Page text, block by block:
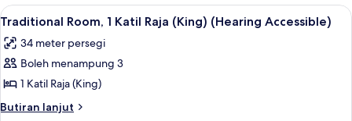
(Mobility
Accessible,
Tub)
Katil
(Queen)
(Mobility
Tub)
Lihat
semua
foto
untuk
Traditional
Room,
Peralatan tempat tidur premium, peti
9
Traditional Room, 1 Katil Raja (King) (Hearing Accessible)
34 meter persegi
Boleh menampung 3
1 Katil Raja (King)
Butiran lanjut
Butiran